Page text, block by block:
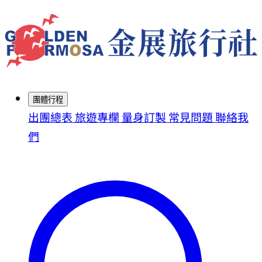
團體行程
出團總表旅遊專欄 量身訂製 常見問題聯絡我
們